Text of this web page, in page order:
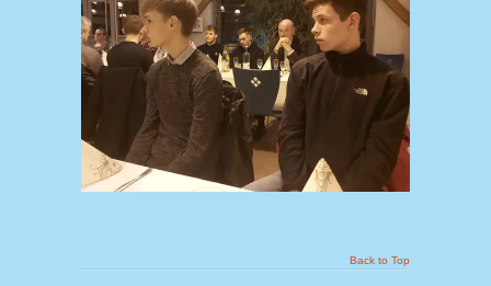
Back to Top